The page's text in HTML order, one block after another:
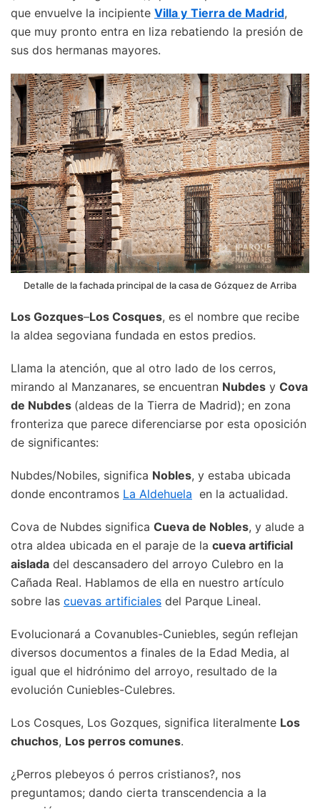
que envuelve la incipiente Villa y Tierra de Madrid,
que muy pronto entra en liza rebatiendo la presión de
sus dos hermanas mayores.
Detalle de la fachada principal de la casa de Gózquez de Arriba
Los Gozques–Los Cosques, es el nombre que recibe
la aldea segoviana fundada en estos predios.
Llama la atención, que al otro lado de los cerros,
mirando al Manzanares, se encuentran Nubdes y Cova
de Nubdes (aldeas de la Tierra de Madrid); en zona
fronteriza que parece diferenciarse por esta oposición
de significantes:
Nubdes/Nobiles, significa Nobles, y estaba ubicada
donde encontramos La Aldehuela en la actualidad.
Cova de Nubdes significa Cueva de Nobles, y alude a
otra aldea ubicada en el paraje de la cueva artificial
aislada del descansadero del arroyo Culebro en la
Cañada Real. Hablamos de ella en nuestro artículo
sobre las cuevas artificiales del Parque Lineal.
Evolucionará a Covanubles-Cuniebles, según reflejan
diversos documentos a finales de la Edad Media, al
igual que el hidrónimo del arroyo, resultado de la
evolución Cuniebles-Culebres.
Los Cosques, Los Gozques, significa literalmente Los
chuchos, Los perros comunes.
¿Perros plebeyos ó perros cristianos?, nos
preguntamos; dando cierta transcendencia a la